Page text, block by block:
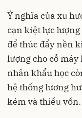
Ý nghĩa của xu
cạn kiệt lực
để thúc đẩy nền
lượng cho cỗ
nhân khẩu học
hệ thống lương
kém và thiếu vốn.